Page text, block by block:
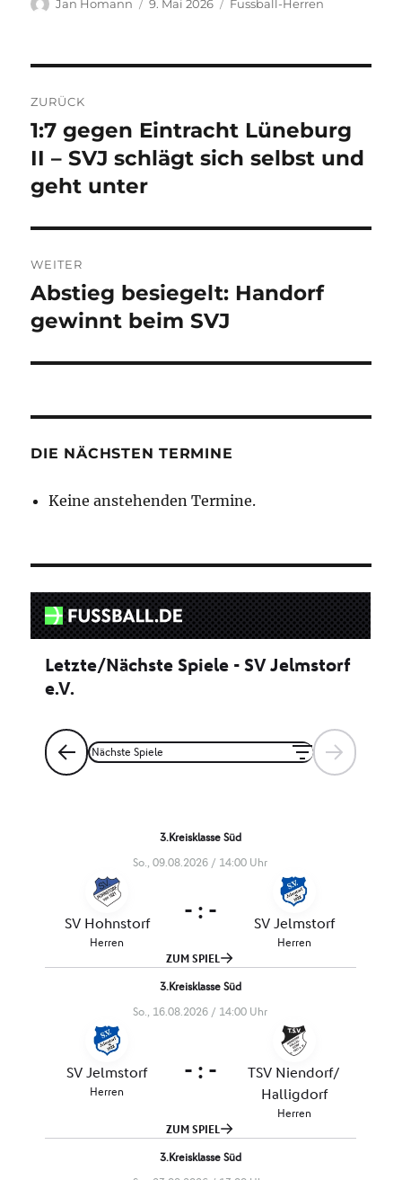
Jan Homann 9. Mai 2026 Fussball-Herren
ZURÜCK
Vorheriger
Beitrag:
1:7 gegen Eintracht Lüneburg
II – SVJ schlägt sich selbst und
geht unter
WEITER
Nächster
Beitrag:
Abstieg besiegelt: Handorf
gewinnt beim SVJ
DIE NÄCHSTEN TERMINE
Keine anstehenden Termine.